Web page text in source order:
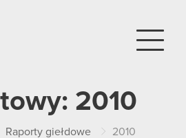
2010
Raporty giełdowe 2010